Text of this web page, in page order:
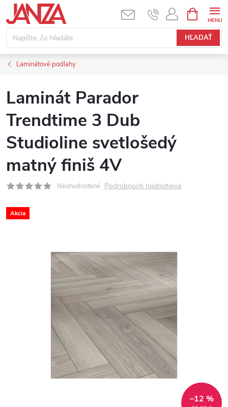
Prejsť na obsah
HĽADAŤ
Laminátové podlahy
Laminát Parador
Trendtime 3 Dub
Studioline svetlošedý
matný finiš 4V
Neohodnotené Podrobnosti hodnotenia
Akcia
–12 %